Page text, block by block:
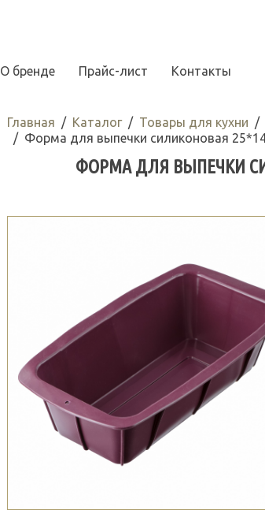
О бренде Прайс-лист Контакты
Главная Каталог Товары для кухни
Форма для выпечки силиконовая
ФОРМА ДЛЯ ВЫПЕЧКИ